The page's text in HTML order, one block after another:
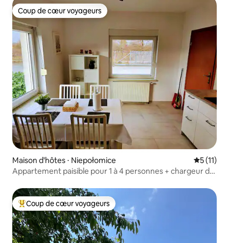
Coup de cœur voyageurs
Coup de cœur voyageurs
Maison d'hôtes ⋅ Niepołomice
5 (11)
Appartement paisible pour 1 à 4 personnes + chargeur de
Coups de cœur voyageurs les plus appréciés
Coup de cœur voyageurs